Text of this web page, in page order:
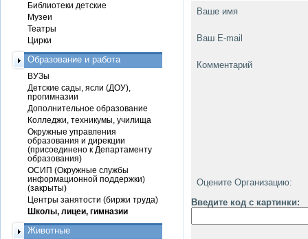
Ваше имя
Ваш E-mail
Комментарий
Оцените Организацию:
Введите код с картинки:
Библиотеки детские
Музеи
Театры
Цирки
Образование и работа
ВУЗы
Детские сады, ясли (ДОУ),
прогимназии
Дополнительное образование
Колледжи, техникумы, училища
Окружные управления
образования и дирекции
(присоединено к Департаменту
образования)
ОСИП (Окружные службы
информационной поддержки)
(закрыты)
Центры занятости (биржи труда)
Школы, лицеи, гимназии
Животные